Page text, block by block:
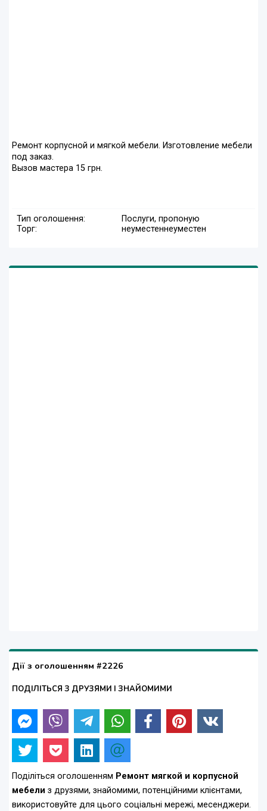
Ремонт корпусной и мягкой мебели. Изготовление мебели
под заказ.
Вызов мастера 15 грн.
Тип оголошення:
Послуги, пропоную
Торг:
неуместеннеуместен
Дії з оголошенням #2226
ПОДІЛІТЬСЯ З ДРУЗЯМИ І ЗНАЙОМИМИ
Поділіться оголошенням Ремонт мягкой и корпусной
мебели з друзями, знайомими, потенційними клієнтами,
використовуйте для цього соціальні мережі, месенджери.